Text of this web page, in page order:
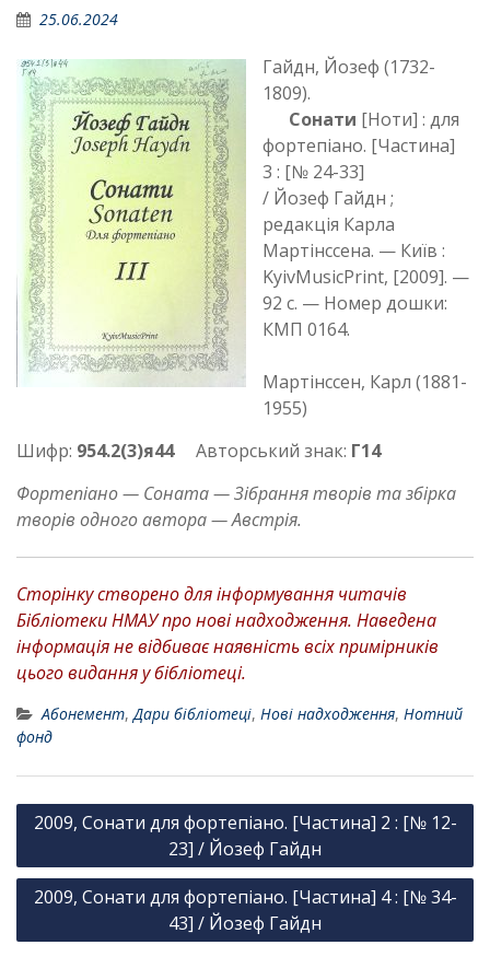
25.06.2024
Гайдн, Йозеф (1732-
1809).
Сонати [Ноти] : для
фортепіано. [Частина]
3 : [№ 24-33]
/ Йозеф Гайдн ;
редакція Карла
Мартінссена. — Київ :
KyivMusicPrint, [2009]. —
92 с. — Номер дошки:
КМП 0164.
Мартінссен, Карл (1881-
1955)
Шифр: 954.2(3)я44Авторський знак: Г14
Фортепіано — Соната — Зібрання творів та збірка
творів одного автора — Австрія.
Сторінку створено для інформування читачів
Бібліотеки НМАУ про нові надходження. Наведена
інформація не відбиває наявність всіх примірників
цього видання у бібліотеці.
Абонемент,Дари бібліотеці, Нові надходження, Нотний
фонд
Н
в
г
2009, Сонати для фортепіано. [Частина] 2 : [№ 12-
23] / Йозеф Гайдн
2009, Сонати для фортепіано. [Частина] 4 : [№ 34-
43] / Йозеф Гайдн